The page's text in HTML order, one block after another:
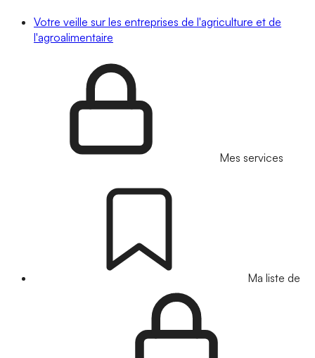
Votre veille sur les entreprises de l'agriculture et de
l'agroalimentaire
Mes services
Ma liste de